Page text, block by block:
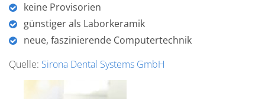
keine Provisorien
günstiger als Laborkeramik
neue, faszinierende Computertechnik
Quelle: Sirona Dental Systems GmbH